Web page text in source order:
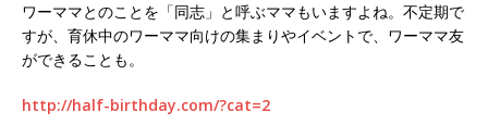
ワーママとのことを「同志」と呼ぶママもいますよね。不定期で
すが、育休中のワーママ向けの集まりやイベントで、ワーママ友
ができることも。
http://half-birthday.com/?cat=2